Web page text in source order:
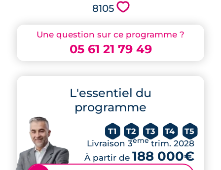
Une question sur ce programme ?
05 61 21 79 49
L'essentiel du
programme
T1 T2 T3 T4 T5
Livraison 3èmetrim. 2028
À partir de 188 000€
8105 💗